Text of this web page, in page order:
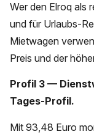
Wer den Elroq als
und für Urlaubs-
Mietwagen
Preis und der
Profil 3 —
Tages-Profil.
Mit 93,48 Euro